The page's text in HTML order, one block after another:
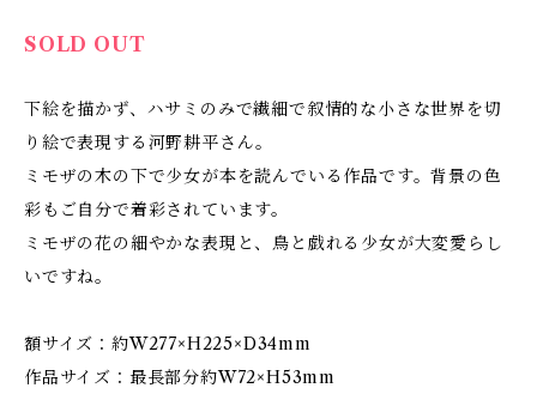
SOLD OUT
下絵を描かず、ハサミのみで繊細で叙情的な小さな世界を切
り絵で表現する河野耕平さん。
ミモザの木の下で少女が本を読んでいる作品です。背景の色
彩もご自分で着彩されています。
ミモザの花の細やかな表現と、鳥と戯れる少女が大変愛らし
いですね。
額サイズ：約W277×H225×D34mm
作品サイズ：最長部分約W72×H53mm